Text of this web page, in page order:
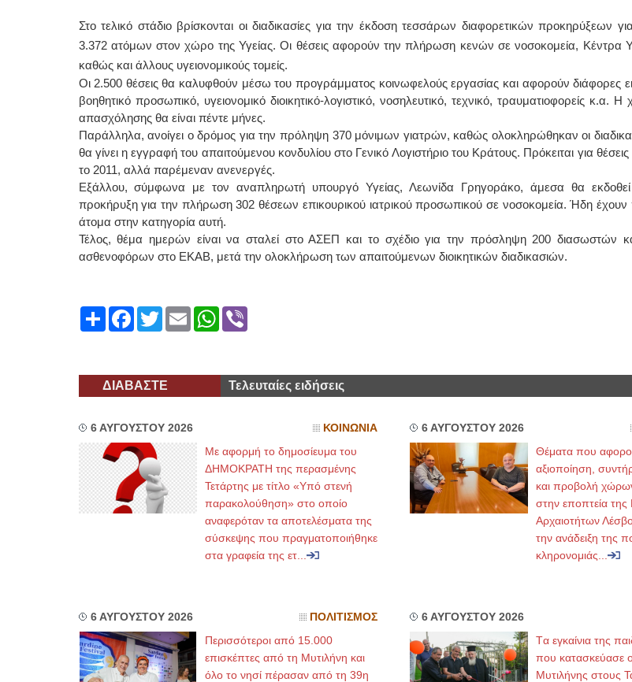
Στο τελικό στάδιο βρίσκονται οι διαδικασίες για την έκδοση τεσσάρων διαφορετικών προκηρύξεων
3.372 ατόμων στον χώρο της Υγείας. Οι θέσεις αφορούν την πλήρωση κενών σε νοσοκομεία, Κέντρα
καθώς και άλλους υγειονομικούς τομείς.
Οι 2.500 θέσεις θα καλυφθούν μέσω του προγράμματος κοινωφελούς εργασίας και αφορούν διάφορες
βοηθητικό προσωπικό, υγειονομικό διοικητικό-λογιστικό, νοσηλευτικό, τεχνικό, τραυματιοφορείς κ.α. Η
απασχόλησης θα είναι πέντε μήνες.
Παράλληλα, ανοίγει ο δρόμος για την πρόληψη 370 μόνιμων γιατρών, καθώς ολοκληρώθηκαν οι
θα γίνει η εγγραφή του απαιτούμενου κονδυλίου στο Γενικό Λογιστήριο του Κράτους. Πρόκειται για θέσεις
το 2011, αλλά παρέμεναν ανενεργές.
Εξάλλου, σύμφωνα με τον αναπληρωτή υπουργό Υγείας, Λεωνίδα Γρηγοράκο, άμεσα θα
προκήρυξη για την πλήρωση 302 θέσεων επικουρικού ιατρικού προσωπικού σε νοσοκομεία. Ήδη έχουν
άτομα στην κατηγορία αυτή.
Τέλος, θέμα ημερών είναι να σταλεί στο ΑΣΕΠ και το σχέδιο για την πρόσληψη 200 διασωστών
ασθενοφόρων στο ΕΚΑΒ, μετά την ολοκλήρωση των απαιτούμενων διοικητικών διαδικασιών.
ShareFacebook
TwitterEmailWhatsApp
Viber
ΔΙΑΒΑΣΤΕ Τελευταίες ειδήσεις
6 ΑΥΓΟΥΣΤΟΥ 2026 ΚΟΙΝΩΝΙΑ
Με αφορμή το δημοσίευμα του
ΔΗΜΟΚΡΑΤΗ της περασμένης
Τετάρτης με τίτλο «Υπό στενή
παρακολούθηση» στο οποίο
αναφερόταν τα αποτελέσματα της
σύσκεψης που πραγματοποιήθηκε
στα γραφεία της ετ...
6 ΑΥΓΟΥΣΤΟΥ 2026
Θέματα που
αξιοποίηση,
και προβολή
στην εποπτεία της
Αρχαιοτήτων
την ανάδειξη της
κληρονομιάς...
6 ΑΥΓΟΥΣΤΟΥ 2026 ΠΟΛΙΤΙΣΜΟΣ
Περισσότεροι από 15.000
επισκέπτες από τη Μυτιλήνη και
όλο το νησί πέρασαν από τη 39η
6 ΑΥΓΟΥΣΤΟΥ 2026
Tα εγκαίνια της
που κατασκεύασε
Μυτιλήνης στους
ΕΙΔΙΚΟΣ ΚΑΡΔΙΟΛΟΓΟΣ
ΚΩΝΣΤΑΝΤΙΝΟΣ Ε. ΑΡΩΝΗΣ
Holter πίεσης και ρυθμού
Δοκιμασία κοπώσεως Φορητός
υπέρηχος
Μυτιλήνη Βουρνάζων 2
τηλ.2251302311
Γέρα:Παπάδος τηλ.22510-83600
aroniskos@gmail.com
Φυσικοθεραπεύτρια Manual Therapist
Σύμβαση με ΕΟΠΥΥ
Ασκληπιού 39 Χρυσομαλλούσα
Μυτιλήνη
τηλ. 22510-54898- 6977957180